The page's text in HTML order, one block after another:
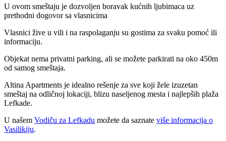
U ovom smeštaju je dozvoljen boravak kućnih ljubimaca uz
prethodni dogovor sa vlasnicima
Vlasnici žive u vili i na raspolaganju su gostima za svaku pomoć ili
informaciju.
Objekat nema privatni parking, ali se možete parkirati na oko 450m
od samog smeštaja.
Altina Apartments je idealno rešenje za sve koji žele izuzetan
smeštaj na odličnoj lokaciji, blizu naseljenog mesta i najlepših plaža
Lefkade.
U našem Vodiču za Lefkadu možete da saznate više informacija o
Vasilikiju.